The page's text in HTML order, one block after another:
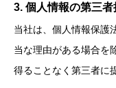
3. 個人情報の第三
当社は、個人情報保護
当な理由がある場合を
得ることなく第三者に